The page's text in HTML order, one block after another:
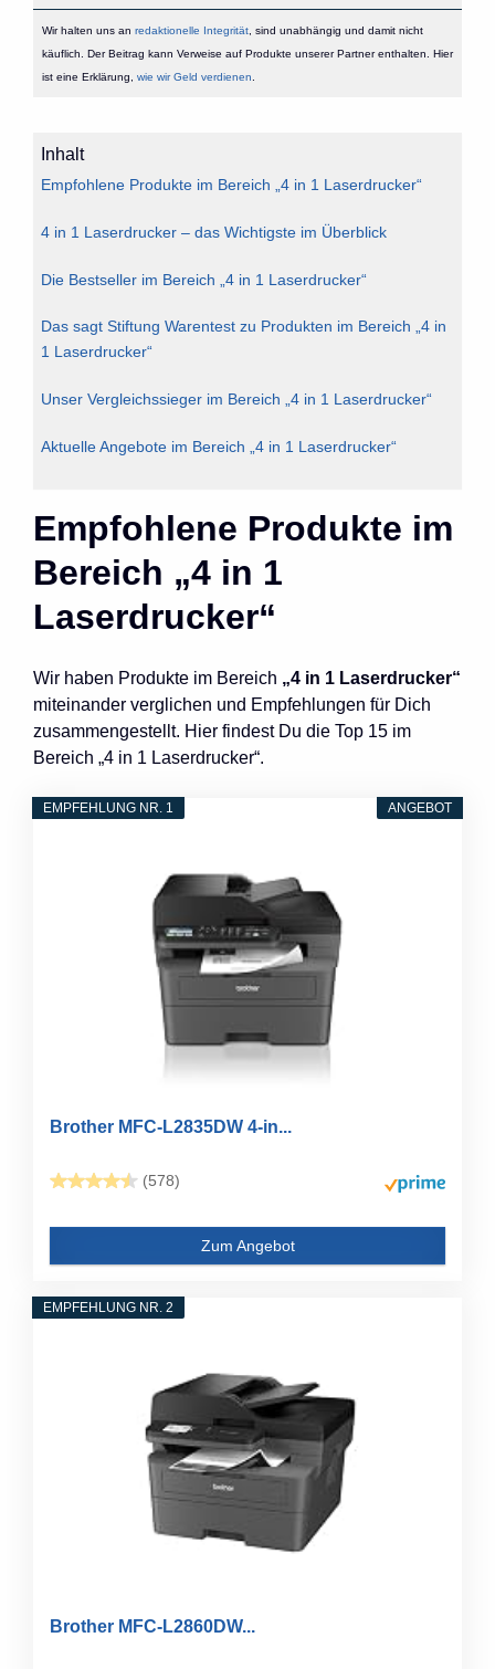
Wir halten uns an redaktionelle Integrität, sind unabhängig und damit nicht
käuflich. Der Beitrag kann Verweise auf Produkte unserer Partner enthalten. Hier
ist eine Erklärung, wie wir Geld verdienen
Inhalt
Empfohlene Produkte im Bereich „4 in 1 Laserdrucker“
4 in 1 Laserdrucker – das Wichtigste im Überblick
Die Bestseller im Bereich „4 in 1 Laserdrucker“
Das sagt Stiftung Warentest zu Produkten im Bereich „4 in
1 Laserdrucker“
Unser Vergleichssieger im Bereich „4 in 1 Laserdrucker“
Aktuelle Angebote im Bereich „4 in 1 Laserdrucker“
Empfohlene Produkte im
Bereich „4 in 1
Laserdrucker“
Wir haben Produkte im Bereich „4 in 1 Laserdrucker“
miteinander verglichen und Empfehlungen für Dich
zusammengestellt. Hier findest Du die Top 15 im
Bereich „4 in 1 Laserdrucker“.
ANGEBOT
EMPFEHLUNG NR. 1
Brother MFC-L2835DW 4-in...
(578)
Zum Angebot
EMPFEHLUNG NR. 2
Brother MFC-L2860DW...